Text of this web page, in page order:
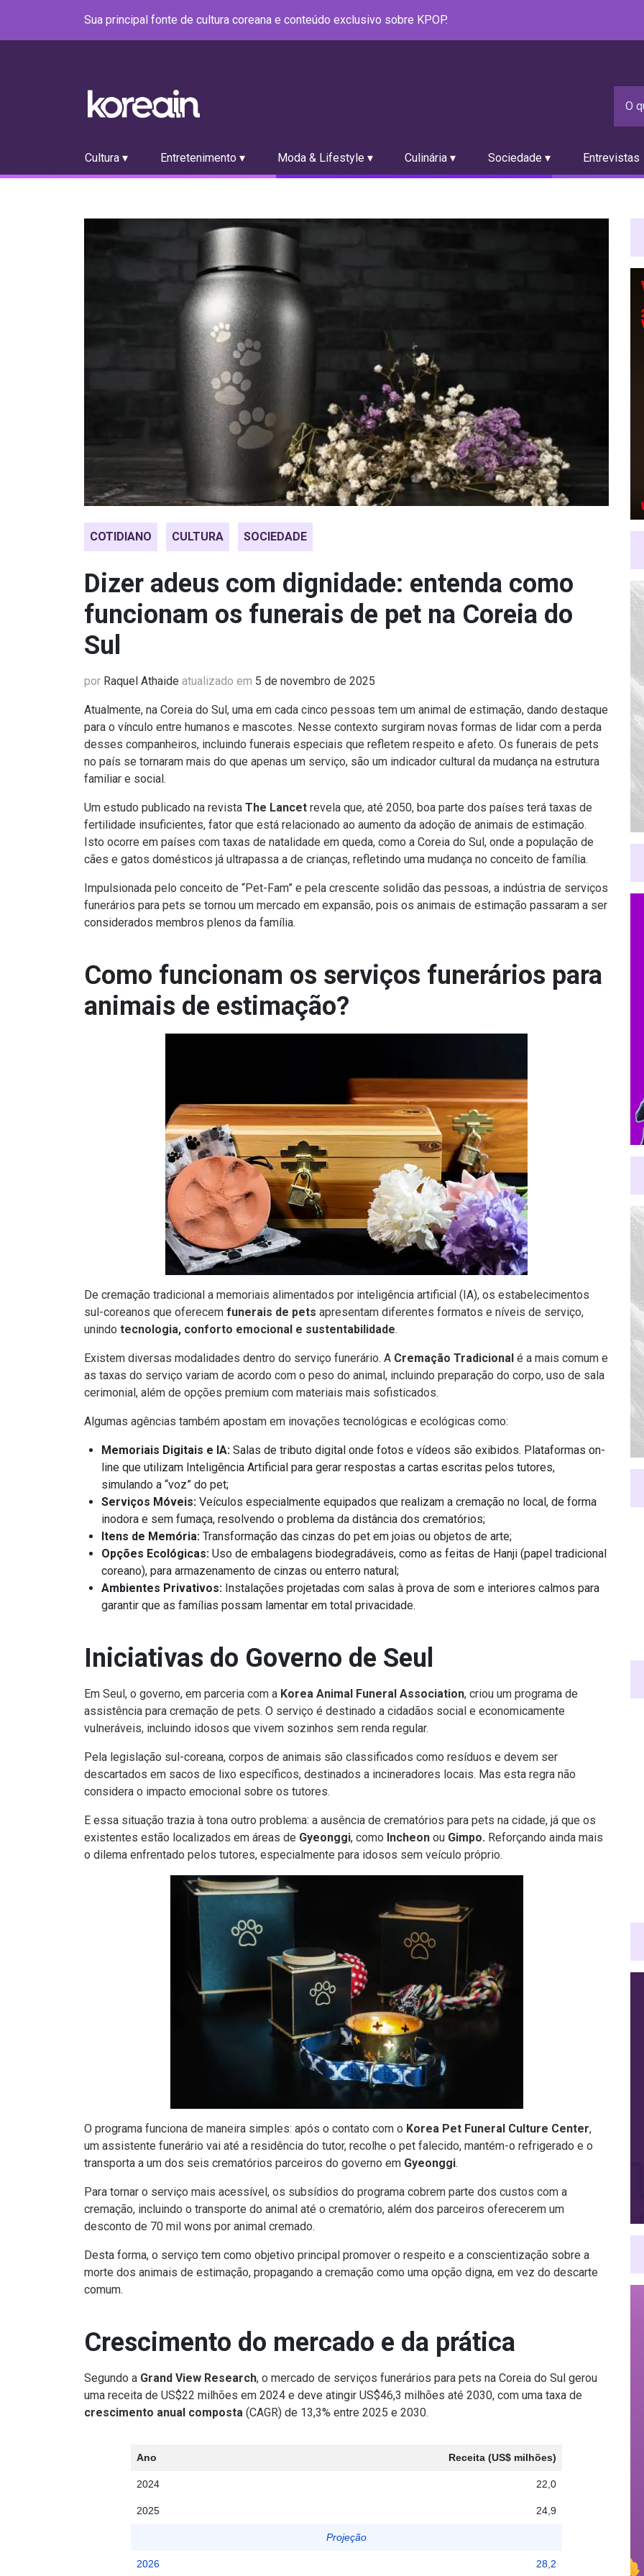
Sua principal fonte de cultura coreana e conteúdo exclusivo sobre KPOP.
Cultura ▾ Entretenimento ▾ Moda & Lifestyle ▾ Culinária ▾ Sociedade ▾ Entrevistas
COTIDIANO CULTURA SOCIEDADE
Dizer adeus com dignidade: entenda como
funcionam os funerais de pet na Coreia do
Sul
por Raquel Athaide atualizado em 5 de novembro de 2025
Atualmente, na Coreia do Sul, uma em cada cinco pessoas tem um animal de estimação, dando destaque
para o vínculo entre humanos e mascotes. Nesse contexto surgiram novas formas de lidar com a perda
desses companheiros, incluindo funerais especiais que refletem respeito e afeto. Os funerais de pets
no país se tornaram mais do que apenas um serviço, são um indicador cultural da mudança na estrutura
familiar e social.
Um estudo publicado na revista The Lancet revela que, até 2050, boa parte dos países terá taxas de
fertilidade insuficientes, fator que está relacionado ao aumento da adoção de animais de estimação.
Isto ocorre em países com taxas de natalidade em queda, como a Coreia do Sul, onde a população de
cães e gatos domésticos já ultrapassa a de crianças, refletindo uma mudança no conceito de família.
Impulsionada pelo conceito de “Pet-Fam” e pela crescente solidão das pessoas, a indústria de serviços
funerários para pets se tornou um mercado em expansão, pois os animais de estimação passaram a ser
considerados membros plenos da família.
Como funcionam os serviços funerários para
animais de estimação?
De cremação tradicional a memoriais alimentados por inteligência artificial (IA), os estabelecimentos
sul-coreanos que oferecem funerais de pets apresentam diferentes formatos e níveis de serviço,
unindo tecnologia, conforto emocional e sustentabilidade.
Existem diversas modalidades dentro do serviço funerário. A Cremação Tradicional é a mais comum e
as taxas do serviço variam de acordo com o peso do animal, incluindo preparação do corpo, uso de sala
cerimonial, além de opções premium com materiais mais sofisticados.
Algumas agências também apostam em inovações tecnológicas e ecológicas como:
Memoriais Digitais e IA: Salas de tributo digital onde fotos e vídeos são exibidos. Plataformas on-
line que utilizam Inteligência Artificial para gerar respostas a cartas escritas pelos tutores,
simulando a “voz” do pet;
Serviços Móveis: Veículos especialmente equipados que realizam a cremação no local, de forma
inodora e sem fumaça, resolvendo o problema da distância dos crematórios;
Itens de Memória: Transformação das cinzas do pet em joias ou objetos de arte;
Opções Ecológicas: Uso de embalagens biodegradáveis, como as feitas de Hanji (papel tradicional
coreano), para armazenamento de cinzas ou enterro natural;
Ambientes Privativos: Instalações projetadas com salas à prova de som e interiores calmos para
garantir que as famílias possam lamentar em total privacidade.
Iniciativas do Governo de Seul
Em Seul, o governo, em parceria com a Korea Animal Funeral Association, criou um programa de
assistência para cremação de pets. O serviço é destinado a cidadãos social e economicamente
vulneráveis, incluindo idosos que vivem sozinhos sem renda regular.
Pela legislação sul-coreana, corpos de animais são classificados como resíduos e devem ser
descartados em sacos de lixo específicos, destinados a incineradores locais. Mas esta regra não
considera o impacto emocional sobre os tutores.
E essa situação trazia à tona outro problema: a ausência de crematórios para pets na cidade, já que os
existentes estão localizados em áreas de Gyeonggi, como Incheon ou Gimpo. Reforçando ainda mais
o dilema enfrentado pelos tutores, especialmente para idosos sem veículo próprio.
O programa funciona de maneira simples: após o contato com o Korea Pet Funeral Culture Center,
um assistente funerário vai até a residência do tutor, recolhe o pet falecido, mantém-o refrigerado e o
transporta a um dos seis crematórios parceiros do governo em Gyeonggi.
Para tornar o serviço mais acessível, os subsídios do programa cobrem parte dos custos com a
cremação, incluindo o transporte do animal até o crematório, além dos parceiros oferecerem um
desconto de 70 mil wons por animal cremado.
Desta forma, o serviço tem como objetivo principal promover o respeito e a conscientização sobre a
morte dos animais de estimação, propagando a cremação como uma opção digna, em vez do descarte
comum.
Crescimento do mercado e da prática
Segundo a Grand View Research, o mercado de serviços funerários para pets na Coreia do Sul gerou
uma receita de US$22 milhões em 2024 e deve atingir US$46,3 milhões até 2030, com uma taxa de
crescimento anual composta (CAGR) de 13,3% entre 2025 e 2030.
Ano Receita (US$ milhões)
2024 22,0
2025 24,9
Projeção
2026 28,2